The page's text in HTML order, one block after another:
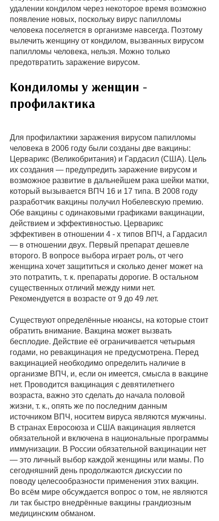
удалении кондилом через некоторое время возможно
появление новых, поскольку вирус папилломы
человека поселяется в организме навсегда. Поэтому
вылечить женщину от кондилом, вызванных вирусом
папилломы человека, нельзя. Можно только
предотвратить заражение вирусом.
Кондиломы у женщин -
профилактика
Для профилактики заражения вирусом папилломы
человека в 2006 году были созданы две вакцины:
Церварикс (Великобритания) и Гардасил (США). Цель
их создания — предупредить заражение вирусом и
возможное развитие в дальнейшем рака шейки матки,
который вызывается ВПЧ 16 и 17 типа. В 2008 году
разработчик вакцины получил Нобелевскую премию.
Обе вакцины с одинаковыми графиками вакцинации,
действием и эффективностью. Церварикс
эффективен в отношении 4 - х типов ВПЧ, а Гардасил
— в отношении двух. Первый препарат дешевле
второго. В вопросе выбора играет роль, от чего
женщина хочет защититься и сколько денег может на
это потратить, т. к. препараты дорогие. В остальном
существенных отличий между ними нет.
Рекомендуется в возрасте от 9 до 49 лет.
Существуют определённые нюансы, на которые стоит
обратить внимание. Вакцина может вызвать
бесплодие. Действие её ограничивается четырьмя
годами, но ревакцинация не предусмотрена. Перед
вакцинацией необходимо определить наличие в
организме ВПЧ, и, если он имеется, смысла в вакцине
нет. Проводится вакцинация с девятилетнего
возраста, важно это сделать до начала половой
жизни, т. к., опять же по последним данным
источником ВПЧ, носитем вируса являются мужчины.
В странах Евросоюза и США вакцинация является
обязательной и включена в национальные программы
иммунизации. В России обязательной вакцинации нет
— это личный выбор каждой женщины или мамы. По
сегодняшний день продолжаются дискуссии по
поводу целесообразности применения этих вакцин.
Во всём мире обсуждается вопрос о том, не являются
ли так быстро внедрённые вакцины грандиозным
медицинским обманом.